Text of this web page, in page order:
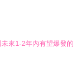
來1-2年內有望爆發的